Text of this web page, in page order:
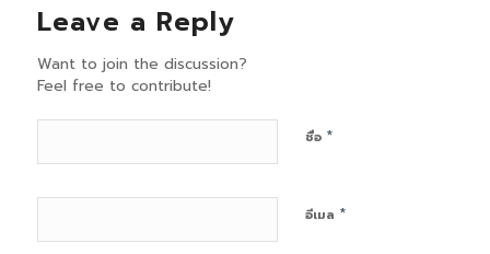
Leave a Reply
Want to join the discussion?
Feel free to contribute!
ชื่อ *
อีเมล *